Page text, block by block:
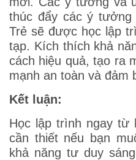
thúc đẩy các ý tưởng
Trẻ sẽ được học lập
tạp. Kích thích khả
cách hiệu quả, tạo ra
mạnh an toàn và đảm
Kết luận:
Học lập trình ngay từ
cần thiết nếu bạn
khả năng tư duy